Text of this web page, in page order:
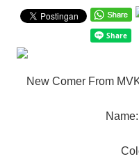
New Comer From